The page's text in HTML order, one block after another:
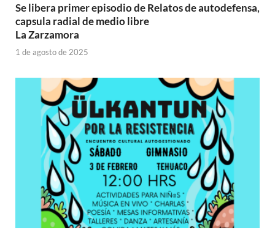
Se libera primer episodio de Relatos de autodefensa,
capsula radial de medio libre
La Zarzamora
1 de agosto de 2025